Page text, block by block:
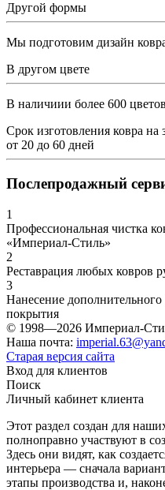
Другой формы
Мы подготовим дизайн
В другом цвете
В наличиии более 600 цветов
Срок изготовления ковра на
от 20 до 60 дней
Послепродажный
1
Профессиональная чистка
«Империал-Стиль»
2
Реставрация любых ковров
3
Нанесение
покрытия
© 1998—2026 Империал-
Наша почта:
Старая версия сайта
Вход для клиентов
Поиск
Личный кабинет клиента
Этот раздел создан для
полноправно участвуют в
Здесь они видят, как
интерьера — сначала
этапы производства и,